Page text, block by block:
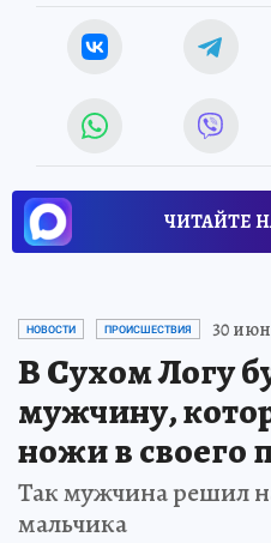
ЧИТАЙТЕ
НОВОСТИ ПРОИСШЕСТВИЯ 30
В Сухом Логу
мужчину,
ножи в своего
Так мужчина решил
мальчика